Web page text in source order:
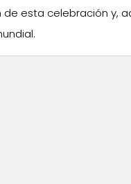
esta celebración y,